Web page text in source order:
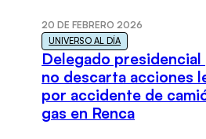
20 DE FEBRERO 2026
UNIVERSO AL DÍA
Delegado presidencial
no descarta acciones
por accidente de
gas en Renca